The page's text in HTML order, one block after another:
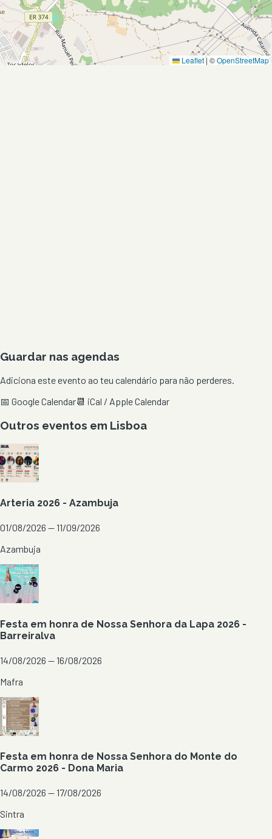
Leaflet | ©OpenStreetMap
Guardar nas agendas
Adiciona este evento ao teu calendário para não perderes.
📅 Google Calendar📆 iCal / Apple Calendar
Outros eventos em Lisboa
Arteria 2026 - Azambuja
01/08/2026 — 11/09/2026
Azambuja
Festa em honra de Nossa Senhora da Lapa 2026 -
Barreiralva
14/08/2026 — 16/08/2026
Mafra
Festa em honra de Nossa Senhora do Monte do
Carmo 2026 - Dona Maria
14/08/2026 — 17/08/2026
Sintra